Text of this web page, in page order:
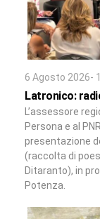
6 Agosto 2026-
Latronico:
L’assessore
Persona e al
presentazione
(raccolta di
Ditaranto), in
Potenza.